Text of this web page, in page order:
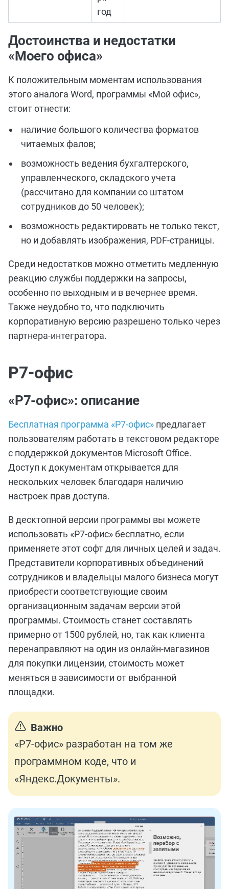
год
Достоинства и недостатки
«Моего офиса»
К положительным моментам использования
этого аналога Word, программы «Мой офис»,
стоит отнести:
наличие большого количества форматов
читаемых фалов;
возможность ведения бухгалтерского,
управленческого, складского учета
(рассчитано для компании со штатом
сотрудников до 50 человек);
возможность редактировать не только текст,
но и добавлять изображения, PDF-страницы.
Среди недостатков можно отметить медленную
реакцию службы поддержки на запросы,
особенно по выходным и в вечернее время.
Также неудобно то, что подключить
корпоративную версию разрешено только через
партнера-интегратора.
Р7-офис
«Р7-офис»: описание
Бесплатная программа «Р7-офис» предлагает
пользователям работать в текстовом редакторе
с поддержкой документов Microsoft Office.
Доступ к документам открывается для
нескольких человек благодаря наличию
настроек прав доступа.
В десктопной версии программы вы можете
использовать «Р7-офис» бесплатно, если
применяете этот софт для личных целей и задач.
Представители корпоративных объединений
сотрудников и владельцы малого бизнеса могут
приобрести соответствующие своим
организационным задачам версии этой
программы. Стоимость станет составлять
примерно от 1500 рублей, но, так как клиента
перенаправляют на один из онлайн-магазинов
для покупки лицензии, стоимость может
меняться в зависимости от выбранной
площадки.
Важно
«Р7-офис» разработан на том же
программном коде, что и
«Яндекс.Документы».